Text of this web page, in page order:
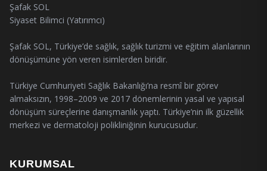
Şafak SOL
Siyaset Bilimci (Yatırımcı)
Şafak SOL, Türkiye’de sağlık, sağlık turizmi ve eğitim alanlarının
dönüşümüne yön veren isimlerden biridir.
Türkiye Cumhuriyeti Sağlık Bakanlığı’na resmî bir görev
almaksızın, 1998–2009 ve 2017 dönemlerinin yasal ve yapısal
dönüşüm süreçlerine danışmanlık yaptı. Türkiye’nin ilk güzellik
merkezi ve dermatoloji polikliniğinin kurucusudur.
KURUMSAL